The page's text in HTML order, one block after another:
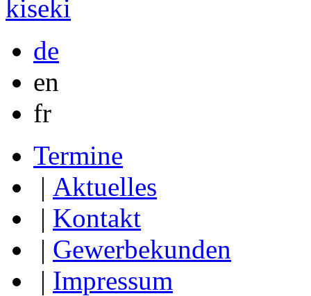
de
en
fr
Termine
| Aktuelles
| Kontakt
| Gewerbekunden
| Impressum